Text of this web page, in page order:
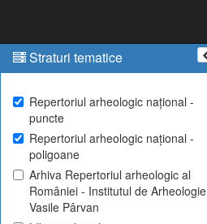
Straturi tematice
Repertoriul arheologic național -
puncte
Repertoriul arheologic național -
poligoane
Arhiva Repertoriul arheologic al
României - Institutul de Arheologie
Vasile Pârvan